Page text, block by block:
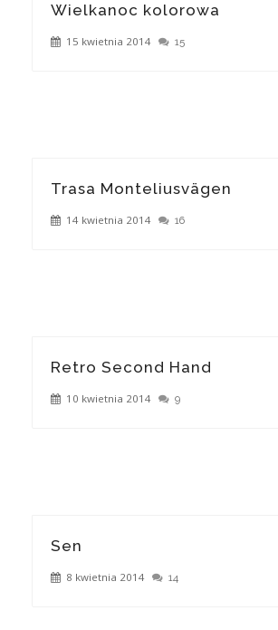
Wielkanoc kolorowa
15 kwietnia 2014 15
Trasa Monteliusvägen
14 kwietnia 2014 16
Retro Second Hand
10 kwietnia 2014 9
Sen
8 kwietnia 2014 14